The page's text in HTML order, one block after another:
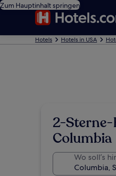
Zum Hauptinhalt springen
Hotels Hotels in USA
2-
Columbia
Wo soll’s